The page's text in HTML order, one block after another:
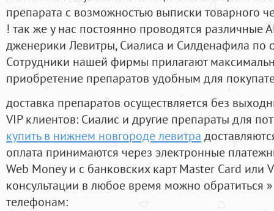
препарата с возможностью выписки товарного
! так же у нас постоянно проводятся
дженерики Левитры, Сиалиса и Силденафила по
Cотрудники нашей фирмы прилагают
приобретение препаратов удобным для
доставка препаратов осуществляется без
VIP клиентов: Сиалис и другие препараты для
купить в нижнем новгороде левитра
оплата принимаются через электронные
Web Money и с банковских карт Master Card или
консультации в любое время можно обратиться
телефонам: